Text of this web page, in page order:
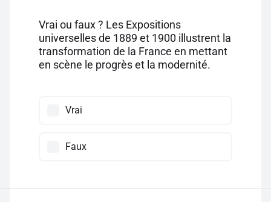
Vrai ou faux ? Les Expositions
universelles de 1889 et 1900 illustrent la
transformation de la France en mettant
en scène le progrès et la modernité.
Vrai
Faux